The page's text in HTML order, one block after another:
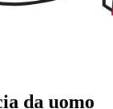
da uomo